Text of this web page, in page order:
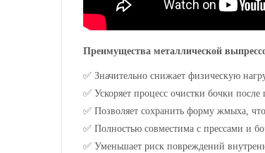
Преимущества металлической
✅ Значительно снижает физическую
✅ Ускоряет процесс очистки бочки
✅ Позволяет сохранить форму жмыха,
✅ Полностью совместима с прессами и
✅ Уменьшает риск повреждений